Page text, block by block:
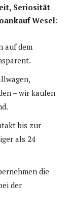
Seriosität
Wesel:
auf dem
– wir kaufen
bis zur
als 24
die
der